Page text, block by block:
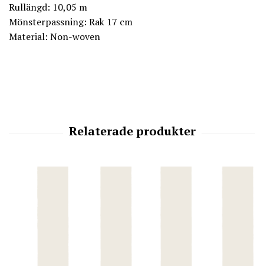
Rullängd: 10,05 m
Mönsterpassning: Rak 17 cm
Material: Non-woven